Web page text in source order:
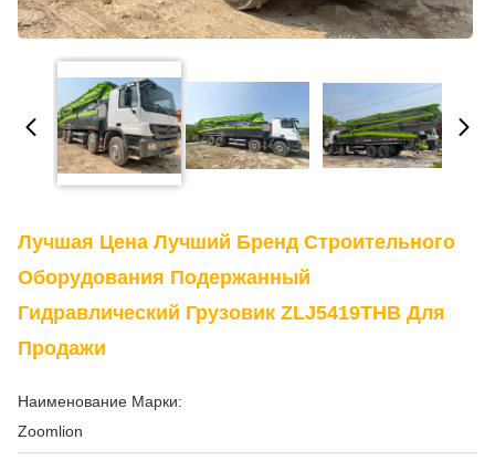
Лучшая Цена Лучший Бренд Строительного
Оборудования Подержанный
Гидравлический Грузовик ZLJ5419THB Для
Продажи
Наименование Марки:
Zoomlion